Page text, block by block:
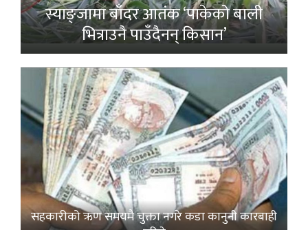
स्याङ्जामा बाँदर आतंक ‘पाकेको बाली
भित्राउनै पाउँदैनन् किसान’
सहकारीको ऋण समयमै चुक्ता नगरे कडा कानुनी कारबाही